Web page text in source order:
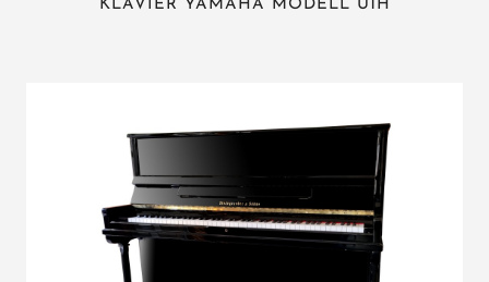
KLAVIER YAMAHA MODELL U1H